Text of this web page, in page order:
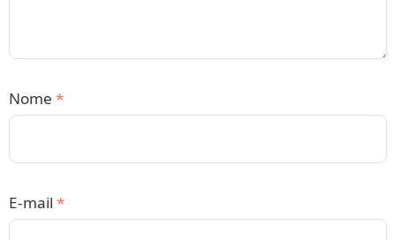
Nome *
E-mail *